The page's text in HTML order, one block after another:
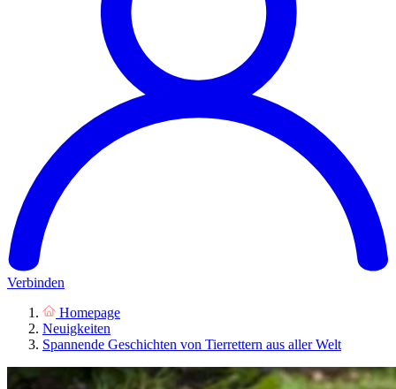
Verbinden
Homepage
Neuigkeiten
Spannende Geschichten von Tierrettern aus aller Welt